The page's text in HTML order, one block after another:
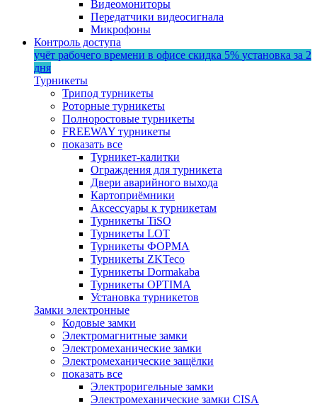
Видеомониторы
Передатчики видеосигнала
Микрофоны
Контроль доступа
учёт рабочего времени в офисе скидка 5% установка за 2
дня
Турникеты
Трипод турникеты
Роторные турникеты
Полноростовые турникеты
FREEWAY турникеты
показать все
Турникет-калитки
Ограждения для турникета
Двери аварийного выхода
Картоприёмники
Аксессуары к турникетам
Турникеты TiSO
Турникеты LOT
Турникеты ФОРМА
Турникеты ZKTeco
Турникеты Dormakaba
Турникеты OPTIMA
Установка турникетов
Замки электронные
Кодовые замки
Электромагнитные замки
Электромеханические замки
Электромеханические защёлки
показать все
Электроригельные замки
Электромеханические замки CISA